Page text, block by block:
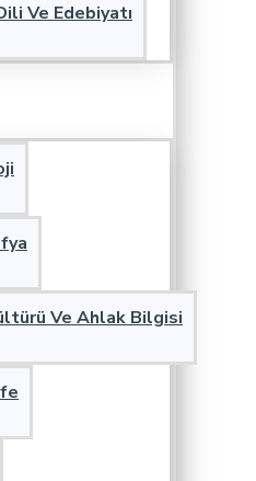
Ve Edebiyatı
Ve Ahlak Bilgisi